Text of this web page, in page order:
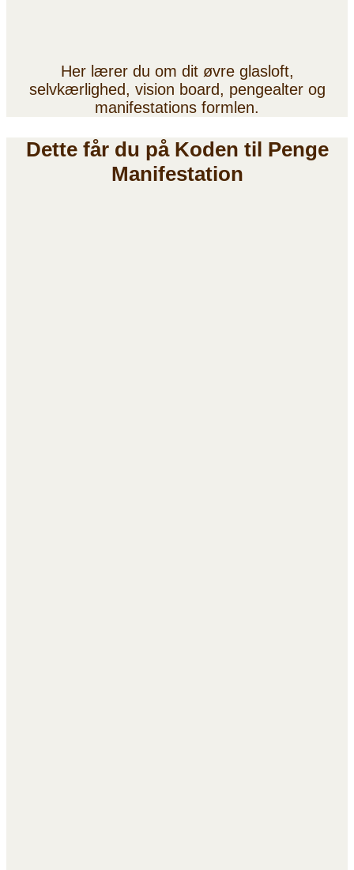
Her lærer du om dit øvre glasloft,
selvkærlighed, vision board, pengealter og
manifestations formlen.
Dette får du på Koden til Penge
Manifestation